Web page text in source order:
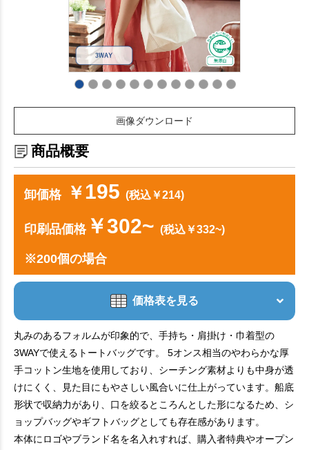
画像ダウンロード
商品概要
卸価格 ￥195 (税込￥214)
印刷品価格￥302~ (税込￥332~)
※200個の場合
価格表を見る
丸みのあるフォルムが印象的で、手持ち・肩掛け・巾着型の
3WAYで使えるトートバッグです。 5オンス相当のやわらかな厚
手コットン生地を使用しており、シーチング素材よりも中身が透
けにくく、見た目にもやさしい風合いに仕上がっています。船底
形状で収納力があり、口を絞るところんとした形になるため、シ
ョップバッグやギフトバッグとしても存在感があります。
本体にロゴやブランド名を名入れすれば、購入者特典やオープン